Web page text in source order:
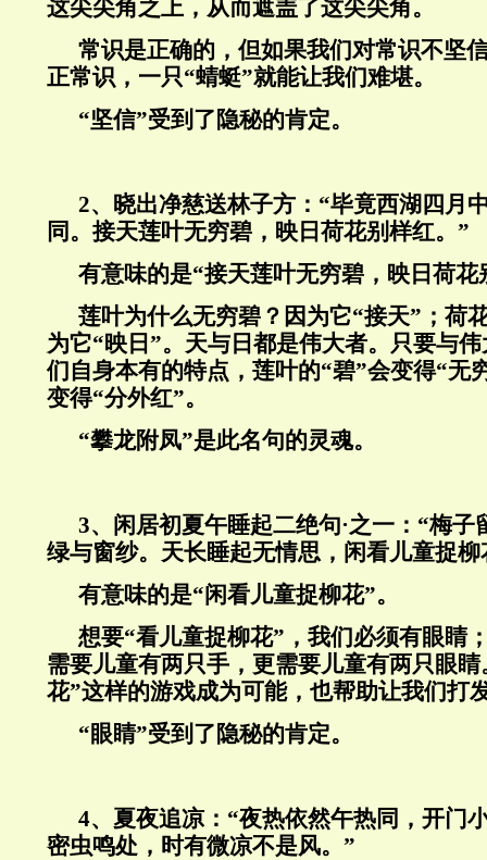
这尖尖角之上，从而遮盖了这尖尖角。
常识是正确的，但如果我们对常识不坚
正常识，一只“蜻蜓”就能让我们难堪。
“坚信”受到了隐秘的肯定。
2、晓出净慈送林子方：“毕竟西湖四月
同。接天莲叶无穷碧，映日荷花别样红。”
有意味的是“接天莲叶无穷碧，映日荷花
莲叶为什么无穷碧？因为它“接天”；荷
为它“映日”。天与日都是伟大者。只要与
们自身本有的特点，莲叶的“碧”会变得“无
变得“分外红”。
“攀龙附凤”是此名句的灵魂。
3、闲居初夏午睡起二绝句·之一：“梅子
绿与窗纱。天长睡起无情思，闲看儿童捉柳
有意味的是“闲看儿童捉柳花”。
想要“看儿童捉柳花”，我们必须有眼睛
需要儿童有两只手，更需要儿童有两只眼
花”这样的游戏成为可能，也帮助让我们打
“眼睛”受到了隐秘的肯定。
4、夏夜追凉：“夜热依然午热同，开门
密虫鸣处，时有微凉不是风。”